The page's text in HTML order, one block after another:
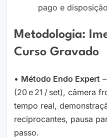
pago e
Metodologia:
Curso Gravado
• Método Endo Expert
(20 e 21 / set), câmera
tempo real,
reciprocantes, pausa
passo.